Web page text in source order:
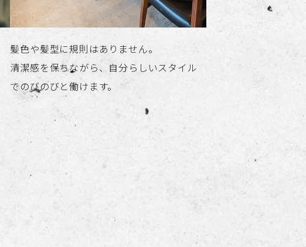
髪色や髪型に規則はありません。
清潔感を保ちながら、自分らしいスタイル
でのびのびと働けます。